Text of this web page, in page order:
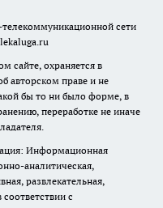
сети
сайте, охраняется в
авторском праве и не
бы то ни было форме, в
переработке не иначе
Информационная
аналитическая,
развлекательная,
с